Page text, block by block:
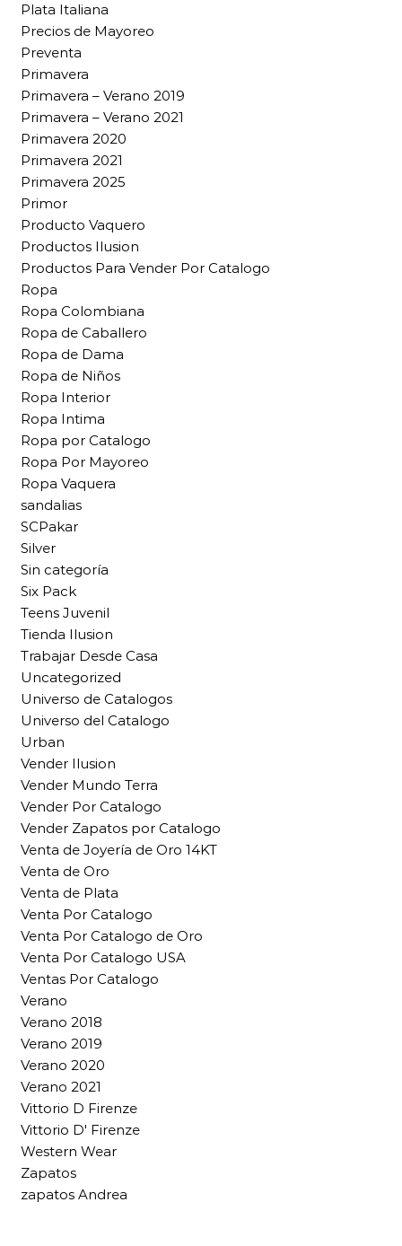
Plata Italiana
Precios de Mayoreo
Preventa
Primavera
Primavera – Verano 2019
Primavera – Verano 2021
Primavera 2020
Primavera 2021
Primavera 2025
Primor
Producto Vaquero
Productos Ilusion
Productos Para Vender Por Catalogo
Ropa
Ropa Colombiana
Ropa de Caballero
Ropa de Dama
Ropa de Niños
Ropa Interior
Ropa Intima
Ropa por Catalogo
Ropa Por Mayoreo
Ropa Vaquera
sandalias
SCPakar
Silver
Sin categoría
Six Pack
Teens Juvenil
Tienda Ilusion
Trabajar Desde Casa
Uncategorized
Universo de Catalogos
Universo del Catalogo
Urban
Vender Ilusion
Vender Mundo Terra
Vender Por Catalogo
Vender Zapatos por Catalogo
Venta de Joyería de Oro 14KT
Venta de Oro
Venta de Plata
Venta Por Catalogo
Venta Por Catalogo de Oro
Venta Por Catalogo USA
Ventas Por Catalogo
Verano
Verano 2018
Verano 2019
Verano 2020
Verano 2021
Vittorio D Firenze
Vittorio D' Firenze
Western Wear
Zapatos
zapatos Andrea